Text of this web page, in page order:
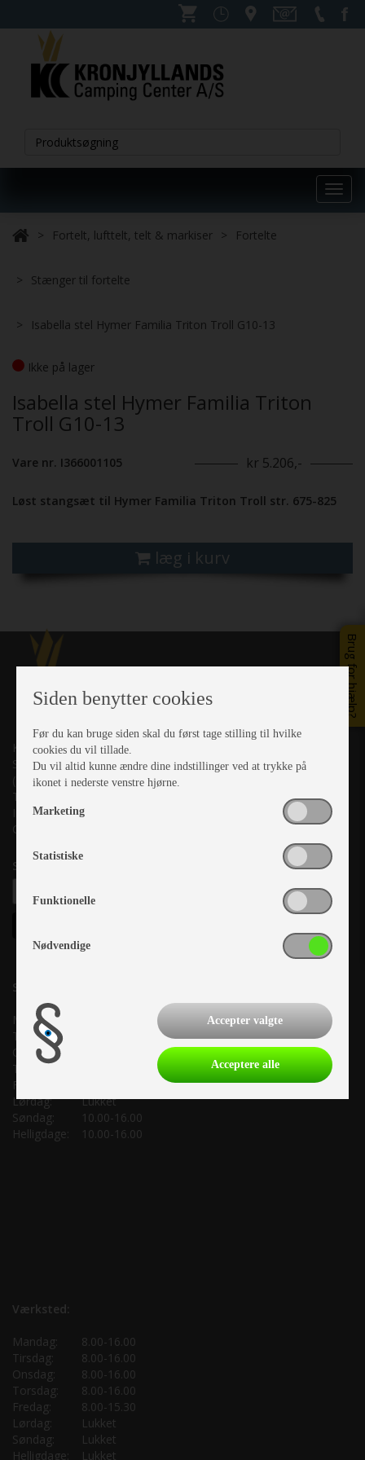
Brug for hjælp?
Fortelt, lufttelt, telt & markiser Fortelte
Stænger til fortelte
Isabella stel Hymer Familia Triton Troll G10-13
Ikke på lager
Isabella stel Hymer Familia Triton
Troll G10-13
Vare nr. I366001105 kr 5.206,-
Løst stangsæt til Hymer Familia Triton Troll str. 675-825
læg i kurv
Kronjyllands Camping Center A/S
Suderholmen 10, 8960 Randers SØ
(Lige ud til Grenåvej)
Tlf. +45 87 10 98 70
Info@as-kcc.dk
CVR: 33 38 77 33
Samtykke til nyhedsbrev
Salgsafdeling:
Mandag:
Tirsdag:
Onsdag:
Torsdag:
Fredag:
Lørdag:
Lukket
Søndag:
10.00-16.00
Helligdage:
10.00-16.00
Værksted:
Mandag:
8.00-16.00
Tirsdag:
8.00-16.00
Onsdag:
8.00-16.00
Torsdag:
8.00-16.00
Fredag:
8.00-15.30
Lørdag:
Lukket
Søndag:
Lukket
Helligdage:
Lukket
Siden benytter cookies
Før du kan bruge siden skal du først tage stilling til hvilke
cookies du vil tillade.
Du vil altid kunne ændre dine indstillinger ved at trykke på
ikonet i nederste venstre hjørne.
Marketing
Statistiske
Funktionelle
Nødvendige
Accepter valgte
Acceptere alle